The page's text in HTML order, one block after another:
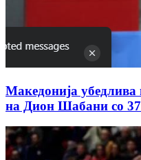
Македонија
на Дион Шабани со 37